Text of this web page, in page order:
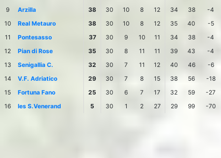
9
Arzilla 38 30 10 8 12 34 38
-4
10
Real Metauro 38 30 10 8 12 35 40
-5
11
Pontesasso 37 30 9 10 11 34 38
-4
12
Pian di Rose 35 30 8 11 11 39 43
-4
13
Senigallia C. 32 30 7 11 12 40 46
-6
14
V.F. Adriatico 29 30 7 8 15 38 56
-18
15
Fortuna Fano 25 30 6 7 17 32 59
-27
16
Ies S.Venerand 5 30 1 2 27 29 99 -70